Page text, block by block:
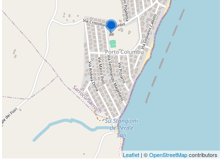
Leaflet | ©OpenStreetMapcontributors